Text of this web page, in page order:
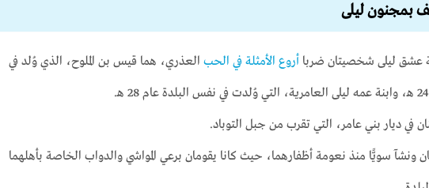
بمجنون ليلى
عشق ليلى شخصيتان ضربا أروع الأمثلة في الحبالعذري، هما قيس بن الملوح، الذي وُلد في
في ديار بني عامر، التي تقرب من جبل التوباد.
ونشآ سويًّا منذ نعومة أظفارهما، حيث كانا يقومان برعي المواشي والدواب الخاصة بأهلهما